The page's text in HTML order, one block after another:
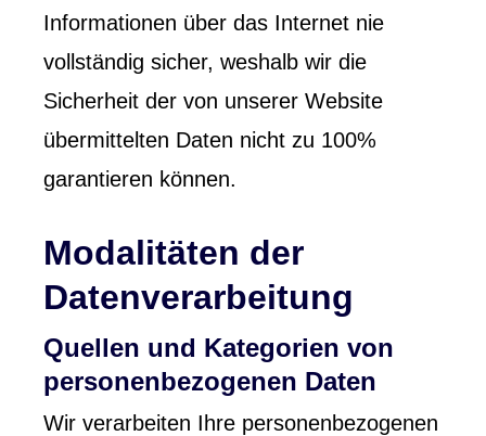
Informationen über das Internet nie
vollständig sicher, weshalb wir die
Sicherheit der von unserer Website
übermittelten Daten nicht zu 100%
garantieren können.
Modalitäten der
Datenverarbeitung
Quellen und Kategorien von
personenbezogenen Daten
Wir verarbeiten Ihre personenbezogenen